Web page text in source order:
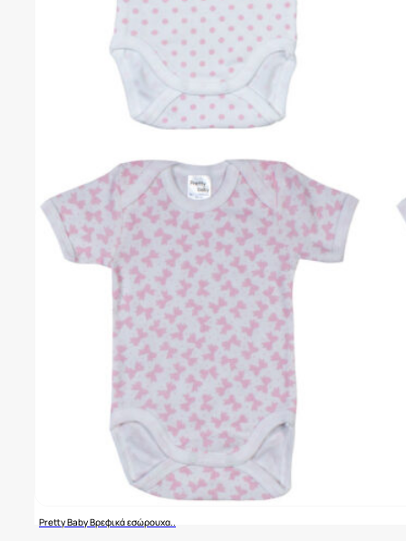
Pretty Baby Βρεφικά εσώρουχα..